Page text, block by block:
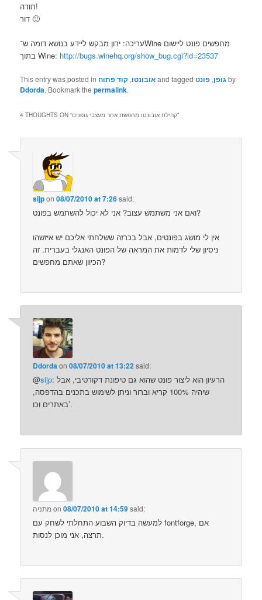
תודה!
דור 🙂
עריכה: ירון מבקש ליידע בנושא דומה ש־Wine מחפשים פונט ליישום
בתוך Wine: http://bugs.winehq.org/show_bug.cgi?id=23537
This entry was posted in אובונטו, קוד פתוח and tagged גופן, פונט by
Ddorda. Bookmark thepermalink.
4 THOUGHTS ON “קהילת אובונטו מחפשת אחר מעצבי גופנים”
sijpon08/07/2010 at 7:26said:
ואם אני משתמש עצוב? אני לא יכול להשתמש בפונט?
אין לי מושג בפונטים, אבל בכרזה ששלחתי אליכם יש איזשהו
ניסיון שלי לדמות את המראה של הפונט האנגלי בעברית. זה
הכיוון שאתם מחפשים?
Ddordaon08/07/2010 at 13:22said:
@sijp: הרעיון הוא ליצור פונט שהוא גם טיפונת דקורטיבי, אבל
שיהיה 100% קריא וברור וניתן לשימוש בתכנים בהדפסה,
באתרים וכו’.
מתניהon08/07/2010 at 14:59said:
למעשה בדיוק השבוע התחלתי לשחק עם fontforge, אם
תרצה, אני מוכן לנסות.